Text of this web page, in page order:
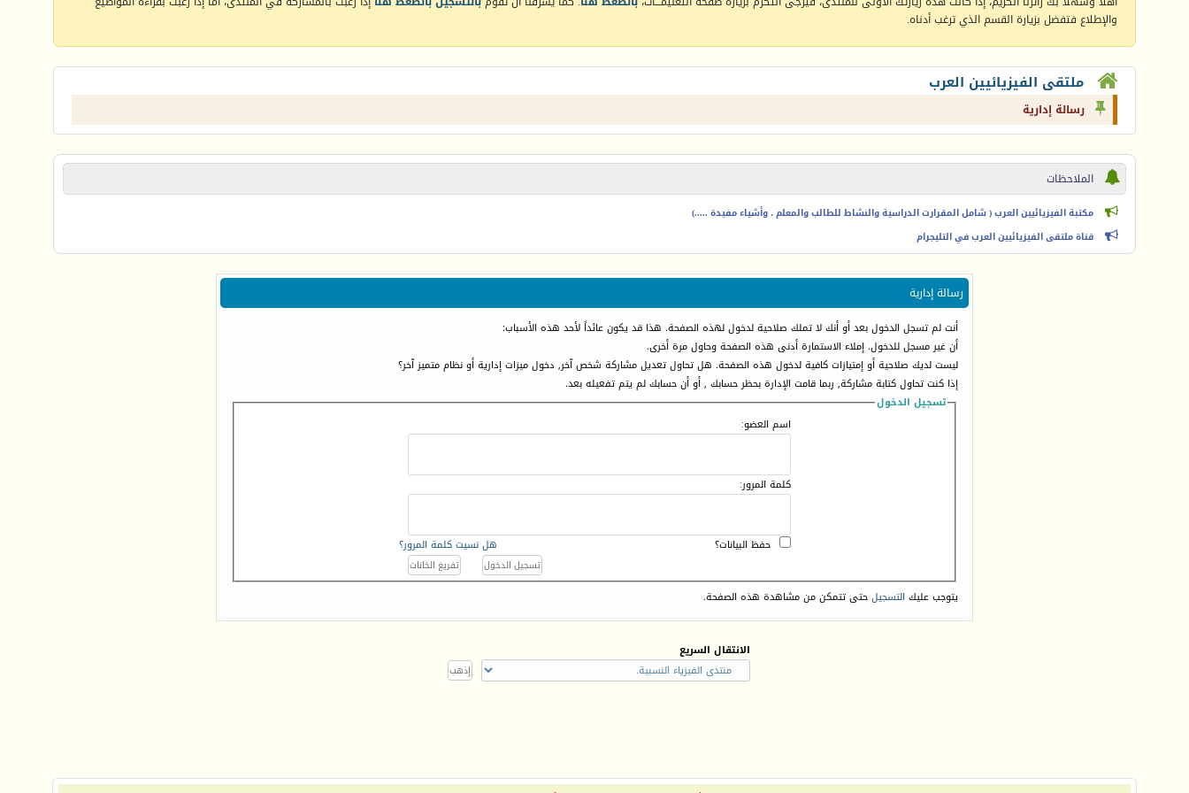
والإطلاع فتفضل بزيارة القسم الذي ترغب أدناه.
ملتقى الفيزيائيين العرب
رسالة إدارية
الملاحظات
مكتبة الفيزيائيين العرب ( شامل المقرارت الدراسية والنشاط للطالب والمعلم ، وأشياء مفيدة .....)
قناة ملتقى الفيزيائيين العرب في التليجرام
رسالة إدارية
أنت لم تسجل الدخول بعد أو أنك لا تملك صلاحية لدخول لهذه الصفحة. هذا قد يكون عائداً لأحد هذه الأسباب:
أن غير مسجل للدخول. إملاء الاستمارة أدنى هذه الصفحة وحاول مرة أخرى.
ليست لديك صلاحية أو إمتيازات كافية لدخول هذه الصفحة. هل تحاول تعديل مشاركة شخص آخر, دخول ميزات إدارية أو نظام متميز آخر؟
إذا كنت تحاول كتابة مشاركة, ربما قامت الإدارة بحظر حسابك , أو أن حسابك لم يتم تفعيله بعد.
تسجيل الدخول
اسم العضو:
كلمة المرور:
هل نسيت كلمة المرور؟ حفظ البيانات؟
يتوجب عليك التسجيلحتى تتمكن من مشاهدة هذه الصفحة.
الانتقال السريع